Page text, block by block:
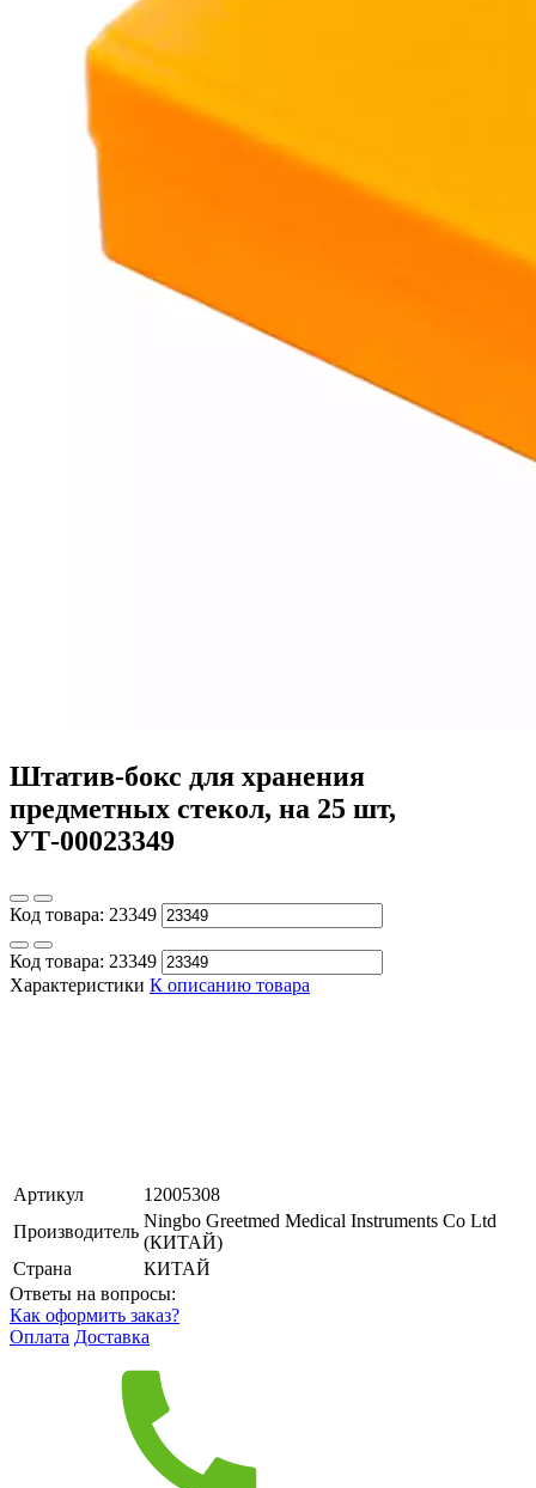
Штатив-бокс для хранения
предметных стекол, на 25 шт,
УТ-00023349
Код товара: 23349
Код товара: 23349
Характеристики К описанию товара
Артикул
12005308
Производитель
Ningbo Greetmed Medical Instruments Co Ltd
(КИТАЙ)
Страна
КИТАЙ
Ответы на вопросы:
Как оформить заказ?
Оплата Доставка